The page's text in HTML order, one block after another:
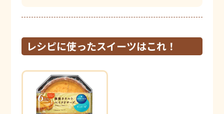
レシピに使ったスイーツはこれ！